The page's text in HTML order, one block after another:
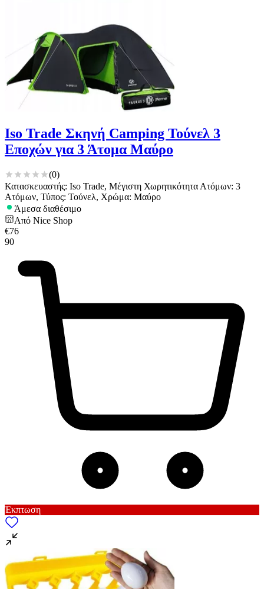
Iso Trade Σκηνή Camping Τούνελ 3
Εποχών για 3 Άτομα Μαύρο
(0)
Κατασκευαστής: Iso Trade, Μέγιστη Χωρητικότητα Ατόμων: 3
Ατόμων, Τύπος: Τούνελ, Χρώμα: Μαύρο
Άμεσα διαθέσιμο
Από Nice Shop
€76
90
Έκπτωση